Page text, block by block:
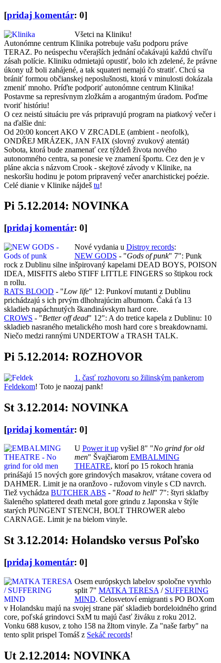
[pridaj komentár: 0]
Všetci na Kliniku!
Autonómne centrum Klinika potrebuje vašu podporu práve
TERAZ. Po neúspechu včerajších jednání očakávajú každú chvíľu
zásah polície. Kliniku odmietajú opustiť, bolo ich zdelené, že právne
úkony už boli zahájené, a tak squateri nemajú čo stratiť. Chcú sa
brániť formou občianskej neposlušnosti, ktorá v minulosti dokázala
zmeniť mnoho. Príďte podporiť autonómne centrum Klinika!
Postavme sa represívnym zložkám a arogantným úradom. Poďme
tvoriť históriu!
O cez neistú situáciu pre vás pripravujú program na piatkový večer i
na ďalšie dni:
Od 20:00 koncert AKO V ZRCADLE (ambient - neofolk),
ONDŘEJ MRÁZEK, JAN FAIX (slovný zvukový atentát)
Sobota, ktorá bude znamenať cez týždeň života nového
autonomného centra, sa ponesie ve znamení športu. Cez den je v
pláne akcia s názvom Crook - skejtové závody v Klinike, na
neskoršiu hodinu je potom pripravený večer anarchistickej poézie.
Celé dianie v Klinike nájdeš tu!
Pi 5.12.2014: NOVINKA
[pridaj komentár: 0]
Nové vydania u Distroy records:
NEW GODS - "Gods of punk" 7": Punk
rock z Dublinu silne inšpirovaný kapelami DEAD BOYS, POISON
IDEA, MISFITS alebo STIFF LITTLE FINGERS so štipkou rock
n rollu.
RATS BLOOD - "Low life" 12: Punkoví mutanti z Dublinu
prichádzajú s ich prvým dlhohrajúcim albumom. Čaká ťa 13
skladieb napáchnutých škandinávskym hard core.
CROWS - "Better off dead" 12": A do tretice kapela z Dublinu: 10
skladieb nasraného metalického mosh hard core s breakdownami.
Niečo medzi rannými UNDERTOW a TRASH TALK.
Pi 5.12.2014: ROZHOVOR
1. časť rozhovoru so žilinským pankerom
Feldekom! Toto je naozaj pank!
St 3.12.2014: NOVINKA
[pridaj komentár: 0]
U Power it upvyšiel 8" "No grind for old
men" Švajčiarom EMBALMING
THEATRE, ktorí po 15 rokoch hrania
prinášajú 15 nových gore grindových masakrov, vrátane covera od
DAHMER. Limit je na oranžovo - ružovom vinyle s CD navrch.
Tiež vychádza BUTCHER ABS - "Road to hell" 7": štyri sklafby
šialeného splattered death metal gore grindu z Japonska v štýle
starých PUNGENT STENCH, BOLT THROWER alebo
CARNAGE. Limit je na bielom vinyle.
St 3.12.2014: Holandsko versus Poľsko
[pridaj komentár: 0]
Osem európskych labelov spoločne vyvrhlo
split 7" MATKA TERESA / SUFFERING
MIND. Celosvetoví emigranti s PO BOXom
v Holandsku majú na svojej strane päť skladieb bordeloidného grind
core, poľská grindovci SxM tu majú časť živáku z roku 2012.
Vonku 688 kusov, z toho 158 na žltom vinyle. Za "naše farby" na
tento split prispel Tomáš z Sekáč records!
Ut 2.12.2014: NOVINKA